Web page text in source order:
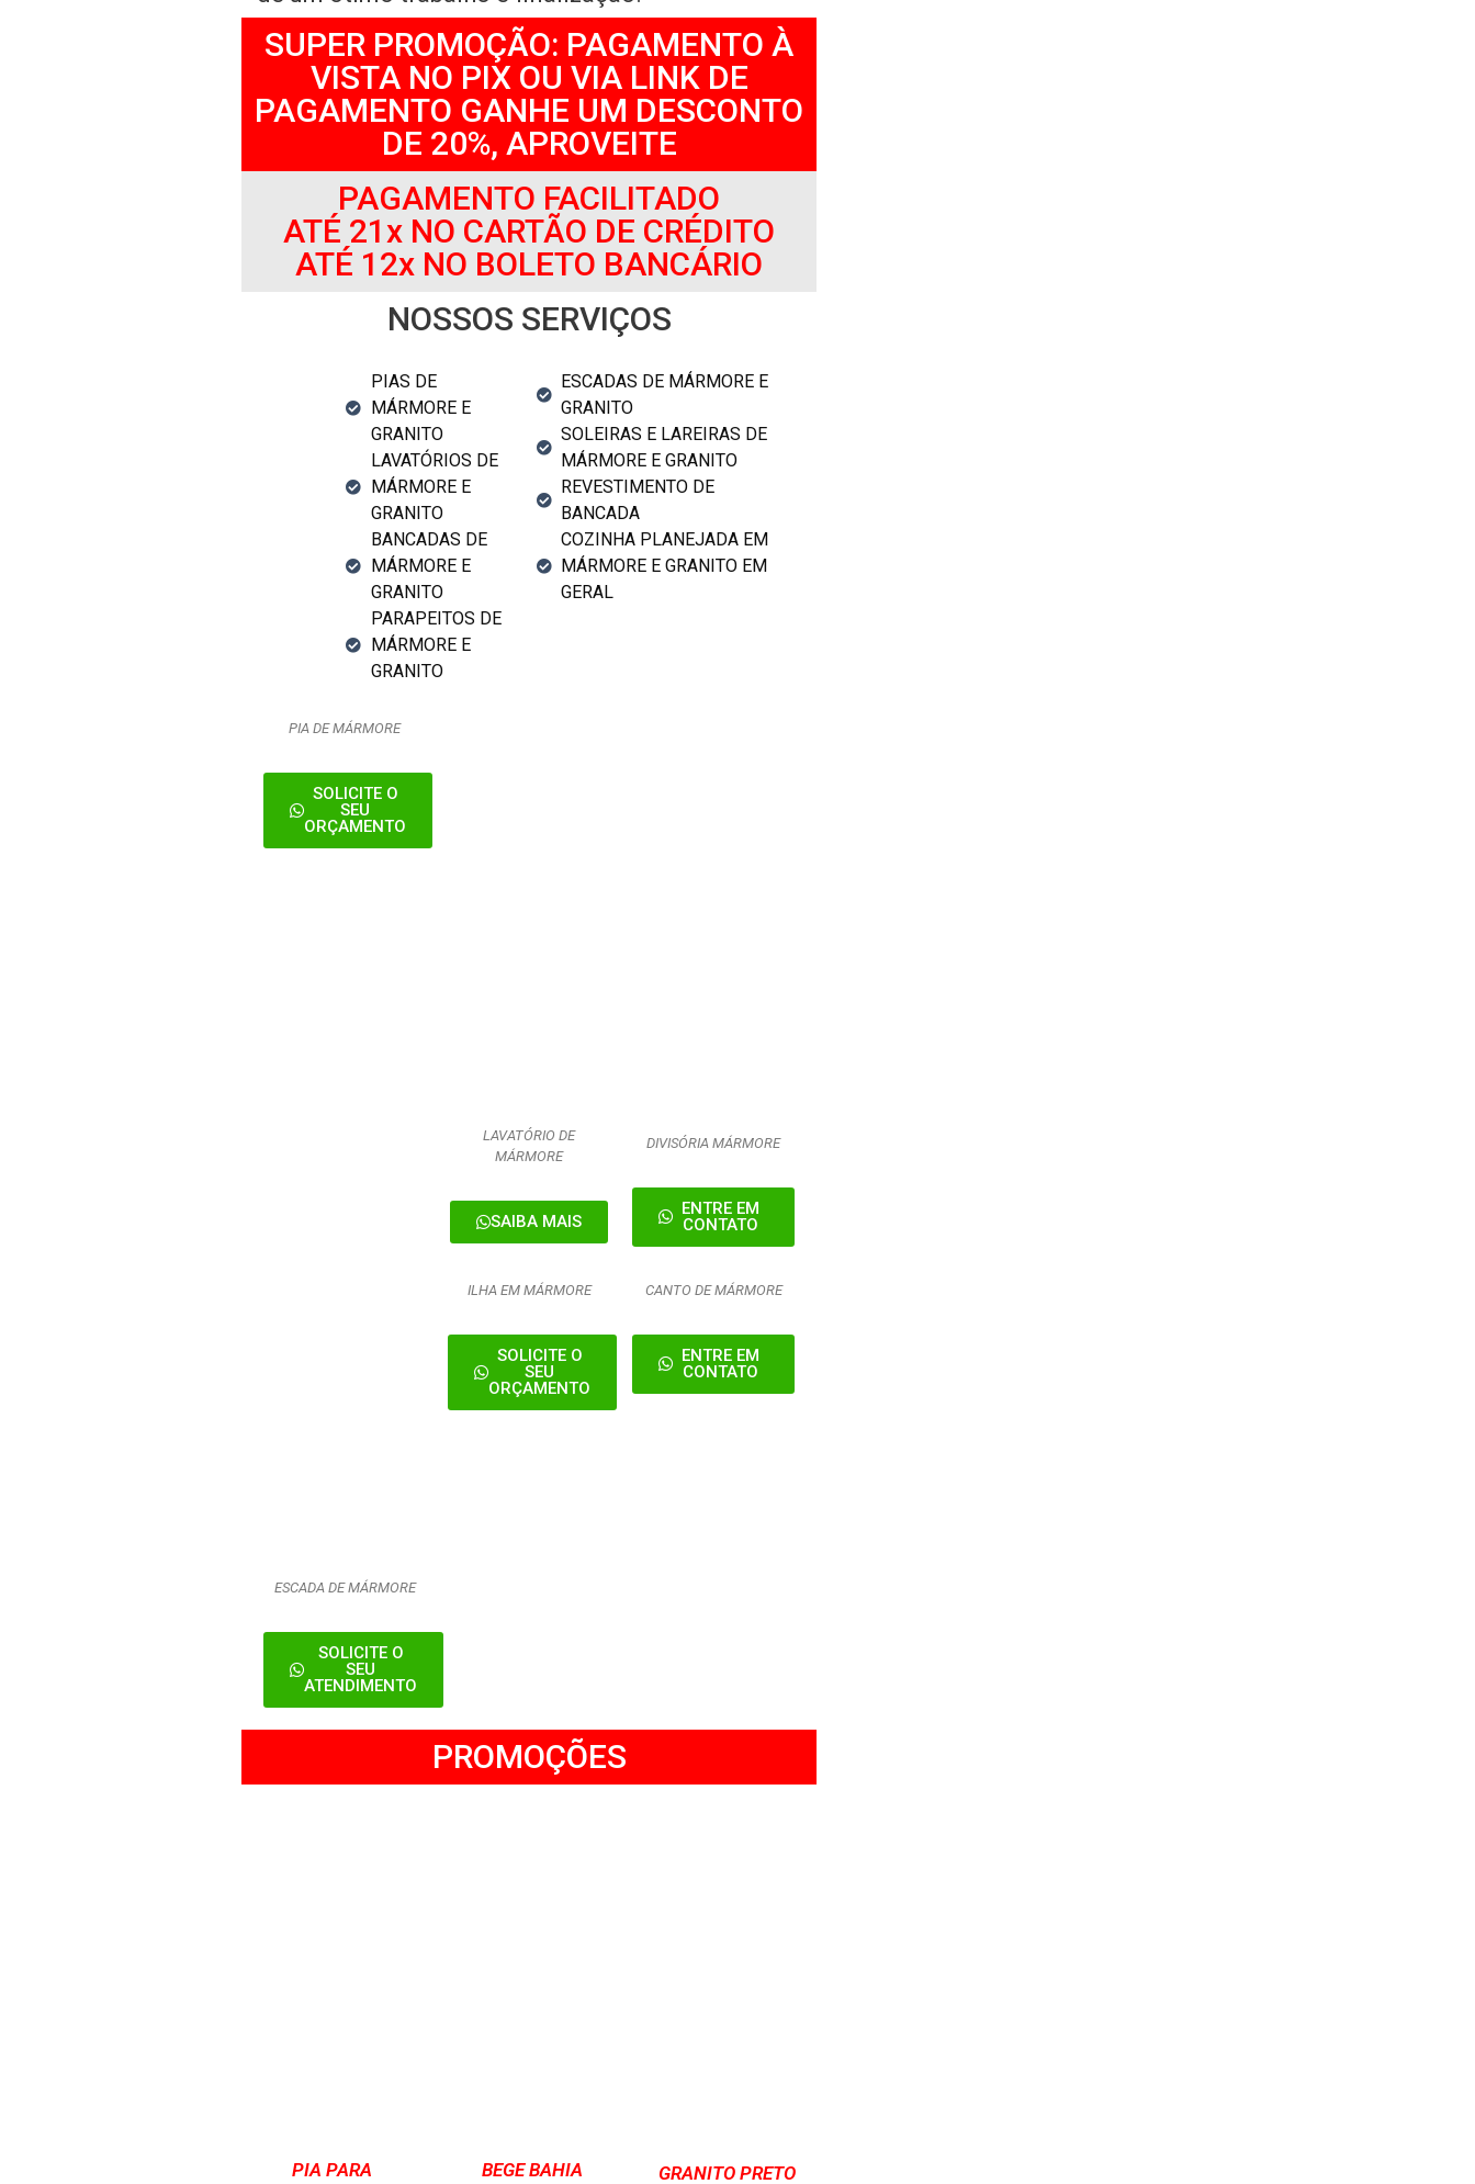
SUPER PROMOÇÃO: PAGAMENTO À
VISTA NO PIX OU VIA LINK DE
PAGAMENTO GANHE UM DESCONTO
DE 20%, APROVEITE
PAGAMENTO FACILITADO
ATÉ 21x NO CARTÃO DE CRÉDITO
ATÉ 12x NO BOLETO BANCÁRIO
NOSSOS SERVIÇOS
PIAS DE
MÁRMORE E
GRANITO
LAVATÓRIOS DE
MÁRMORE E
GRANITO
BANCADAS DE
MÁRMORE E
GRANITO
PARAPEITOS DE
MÁRMORE E
GRANITO
ESCADAS DE MÁRMORE E
GRANITO
SOLEIRAS E LAREIRAS DE
MÁRMORE E GRANITO
REVESTIMENTO DE
BANCADA
COZINHA PLANEJADA EM
MÁRMORE E GRANITO EM
GERAL
PIA DE MÁRMORE
SOLICITE O
SEU
ORÇAMENTO
LAVATÓRIO DE
MÁRMORE
SAIBA MAIS
DIVISÓRIA MÁRMORE
ENTRE EM
CONTATO
ESCADA DE MÁRMORE
SOLICITE O
SEU
ATENDIMENTO
ILHA EM MÁRMORE
SOLICITE O
SEU
ORÇAMENTO
CANTO DE MÁRMORE
ENTRE EM
CONTATO
PROMOÇÕES
PIA PARA BEGE BAHIA GRANITO PRETO